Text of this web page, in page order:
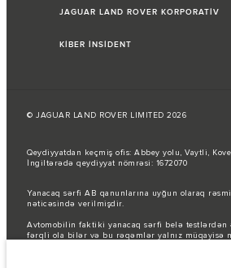
JAGUAR LAND ROVER KORPORATİV
KİBER İNSİDENT
© JAGUAR LAND ROVER LIMITED 2026
Qeydiyyatdan keçmiş ofis: Abbey yolu, Vaytli,
İngiltərədə qeydiyyat nömrəsi: 1672070
Yanacaq sərfi AB qanunlarına uyğun olaraq
nəticəsində verilmişdir.
Avtomobilin faktiki yanacaq sərfi belə
fərqli ola bilər və bu rəqəmlər yalnız müqayisə